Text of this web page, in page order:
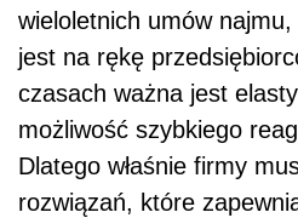
wieloletnich umów
jest na rękę
czasach ważna jest
możliwość szybkiego
Dlatego właśnie firmy
rozwiązań, które